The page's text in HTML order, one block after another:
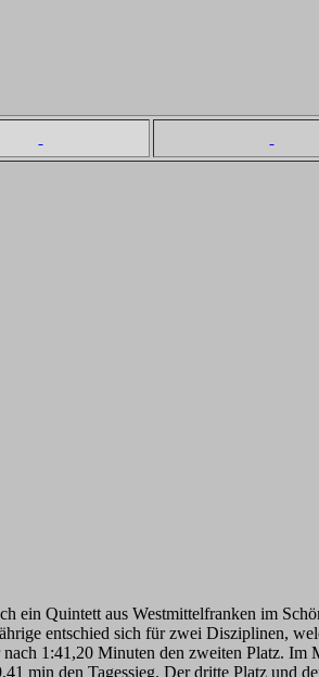
Quintett aus Westmittelfranken im
entschied sich für zwei Disziplinen,
1:41,20 Minuten den zweiten Platz. Im
min den Tagessieg. Der dritte Platz und